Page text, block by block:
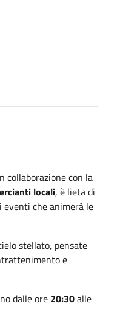
collaborazione con la
locali, è lieta di
eventi che animerà le
stellato, pensate
e
dalle ore 20:30alle